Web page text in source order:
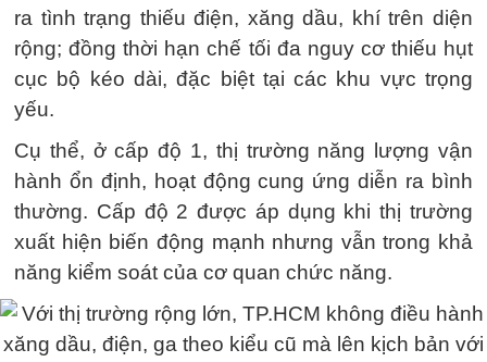
ra tình trạng thiếu điện, xăng dầu, khí trên diện
rộng; đồng thời hạn chế tối đa nguy cơ thiếu hụt
cục bộ kéo dài, đặc biệt tại các khu vực trọng
yếu.
Cụ thể, ở cấp độ 1, thị trường năng lượng vận
hành ổn định, hoạt động cung ứng diễn ra bình
thường. Cấp độ 2 được áp dụng khi thị trường
xuất hiện biến động mạnh nhưng vẫn trong khả
năng kiểm soát của cơ quan chức năng.